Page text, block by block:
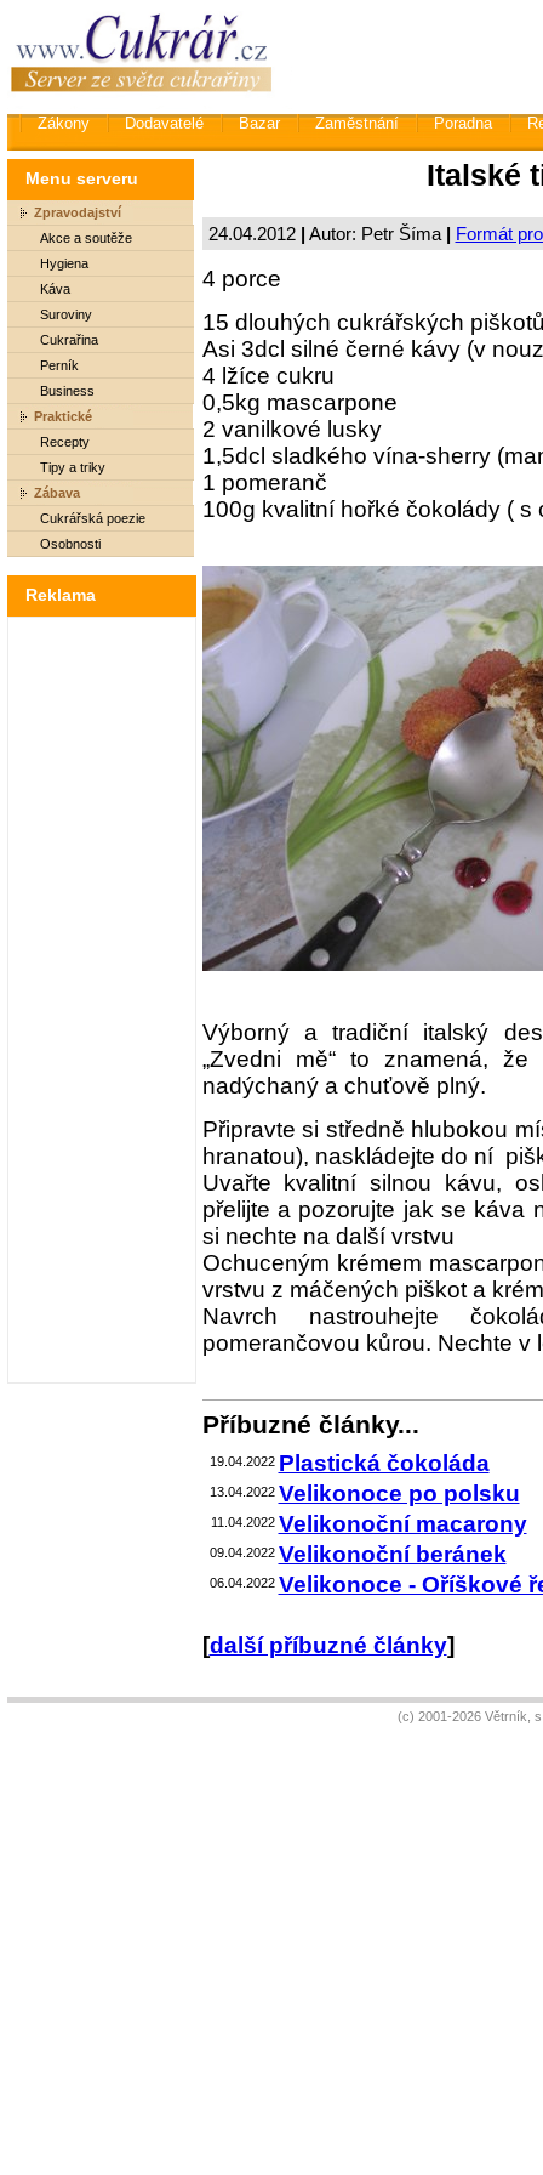
Zákony Dodavatelé Bazar Zaměstnání Poradna
Menu serveru
Zpravodajství
Akce a soutěže
Hygiena
Káva
Suroviny
Cukrařina
Perník
Business
Praktické
Recepty
Tipy a triky
Zábava
Cukrářská poezie
Osobnosti
Reklama
Italské
24.04.2012 | Autor: Petr Šíma | Formát
4 porce
15 dlouhých cukrářských
Asi 3dcl silné černé kávy (v
4 lžíce cukru
0,5kg mascarpone
2 vanilkové lusky
1,5dcl sladkého vína-sherry
1 pomeranč
100g kvalitní hořké čokolády ( s
Výborný a tradiční italský
„Zvedni mě“ to znamená,
nadýchaný a chuťově plný.
Připravte si středně hlubokou
hranatou), naskládejte do ní
Uvařte kvalitní silnou kávu,
přelijte a pozorujte jak se káva
si nechte na další vrstvu
Ochuceným krémem
vrstvu z máčených piškot a
Navrch nastrouhejte
pomerančovou kůrou. Nechte v
Příbuzné články...
19.04.2022 Plastická čokoláda
13.04.2022 Velikonoce po polsku
11.04.2022 Velikonoční macarony
09.04.2022 Velikonoční beránek
06.04.2022 Velikonoce - Oříškové
[další příbuzné články]
(c) 2001-2026 Větrník,